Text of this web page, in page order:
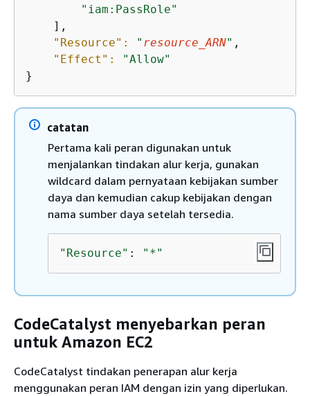
"iam:PassRole"
    ],
"Resource":
" resource_ARN" ,
"Effect":
"Allow"
}
catatan
Pertama kali peran digunakan untuk
menjalankan tindakan alur kerja, gunakan
wildcard dalam pernyataan kebijakan sumber
daya dan kemudian cakup kebijakan dengan
nama sumber daya setelah tersedia.
"Resource" : "*"
CodeCatalyst menyebarkan peran
untuk Amazon EC2
CodeCatalyst tindakan penerapan alur kerja
menggunakan peran IAM dengan izin yang diperlukan.